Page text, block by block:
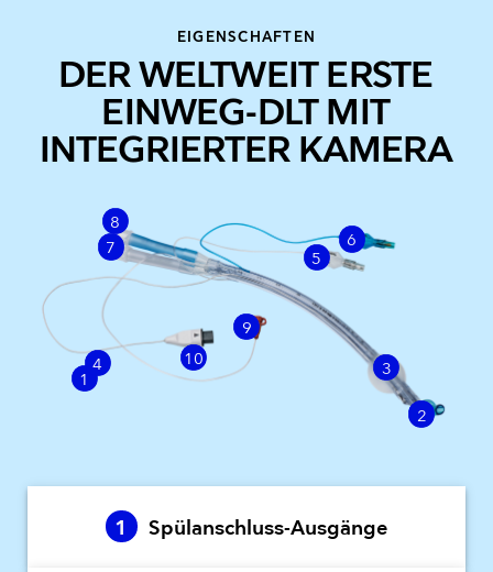
EIGENSCHAFTEN
DER WELTWEIT ERSTE
EINWEG-DLT MIT
INTEGRIERTER KAMERA
1
2
3
4
5
6
7
8
9
10
1 Spülanschluss-Ausgänge